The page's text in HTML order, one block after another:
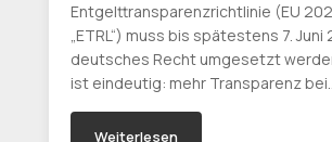
Entgelttransparenzrichtlinie (EU
„ETRL“) muss bis spätestens 7. Juni
deutsches Recht umgesetzt
ist eindeutig: mehr Transparenz
Weiterlesen